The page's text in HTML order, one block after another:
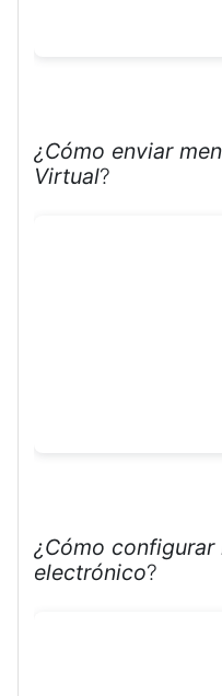
¿Cómo enviar
Virtual?
¿Cómo
electrónico?